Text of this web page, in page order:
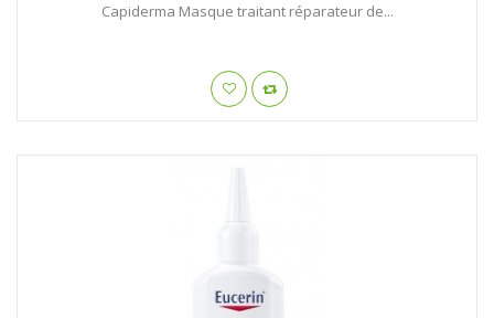
Capiderma Masque traitant réparateur de...